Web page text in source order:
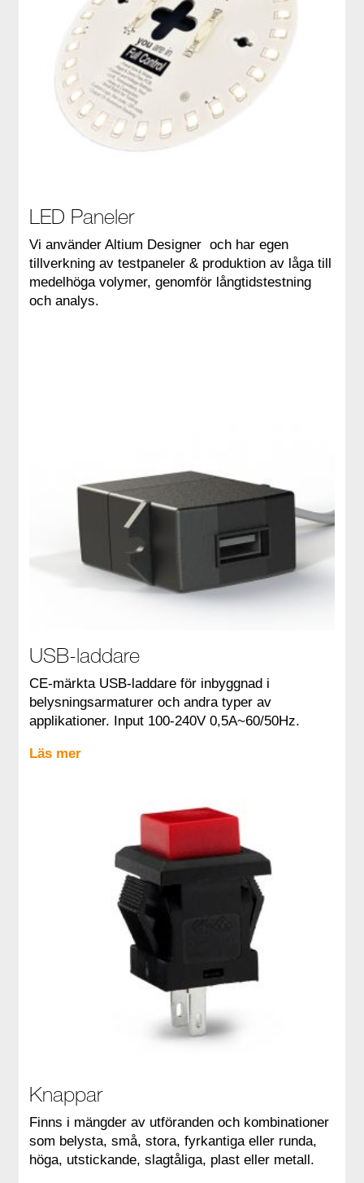
LED Paneler
Vi använder Altium Designer och har egen
tillverkning av testpaneler & produktion av låga till
medelhöga volymer, genomför långtidstestning
och analys.
USB-laddare
CE-märkta USB-laddare för inbyggnad i
belysningsarmaturer och andra typer av
applikationer. Input 100-240V 0,5A~60/50Hz.
Läs mer
Knappar
Finns i mängder av utföranden och kombinationer
som belysta, små, stora, fyrkantiga eller runda,
höga, utstickande, slagtåliga, plast eller metall.